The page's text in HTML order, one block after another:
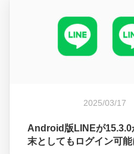
2025/03/17
Android版LINEが15.3.0
末としてもログイン可能